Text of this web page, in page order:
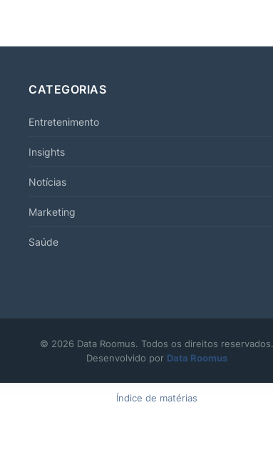
CATEGORIAS
Entretenimento
Insights
Notícias
Marketing
Saúde
© 2026 Data Roomus. Todos os direitos reservados.
Desenvolvido por Data Roomus
Índice de matérias